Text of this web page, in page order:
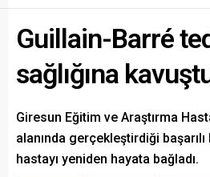
Guillain-Barré
sağlığına
Giresun Eğitim ve Araştırma
alanında gerçekleştirdiği
hastayı yeniden hayata bağladı.